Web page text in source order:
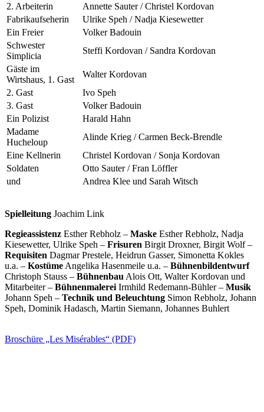
2. Arbeiterin
Annette Sauter / Christel Kordovan
Fabrikaufseherin
Ulrike Speh / Nadja Kiesewetter
Ein Freier
Volker Badouin
Schwester
Simplicia
Steffi Kordovan / Sandra Kordovan
Gäste im
Wirtshaus, 1. Gast
Walter Kordovan
2. Gast
Ivo Speh
3. Gast
Volker Badouin
Ein Polizist
Harald Hahn
Madame
Hucheloup
Alinde Krieg / Carmen Beck-Brendle
Eine Kellnerin
Christel Kordovan / Sonja Kordovan
Soldaten
Otto Sauter / Fran Löffler
und
Andrea Klee und Sarah Witsch
Spielleitung Joachim Link
Regieassistenz Esther Rebholz – Maske Esther Rebholz, Nadja
Kiesewetter, Ulrike Speh – Frisuren Birgit Droxner, Birgit Wolf –
Requisiten Dagmar Prestele, Heidrun Gasser, Simonetta Kokles
u.a. – Kostüme Angelika Hasenmeile u.a. – Bühnenbildentwurf
Christoph Stauss – Bühnenbau Alois Ott, Walter Kordovan und
Mitarbeiter – Bühnenmalerei Irmhild Redemann-Bühler – Musik
Johann Speh – Technik und Beleuchtung Simon Rebholz, Johann
Speh, Dominik Hadasch, Martin Siemann, Johannes Buhlert
Broschüre „Les Misérables“ (PDF)